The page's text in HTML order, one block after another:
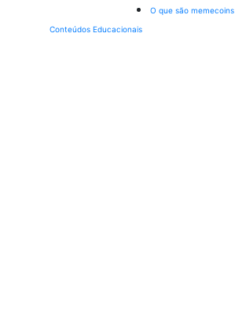
O que são memecoins
Conteúdos Educacionais